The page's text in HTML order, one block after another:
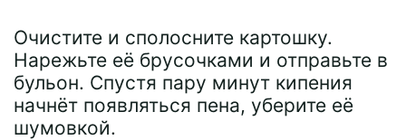
Очистите и сполосните картошку.
Нарежьте её брусочками и отправьте в
бульон. Спустя пару минут кипения
начнёт появляться пена, уберите её
шумовкой.